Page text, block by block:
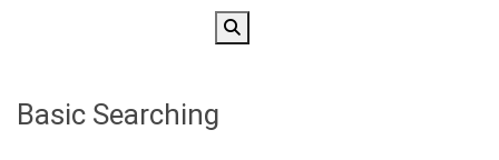
Basic Searching